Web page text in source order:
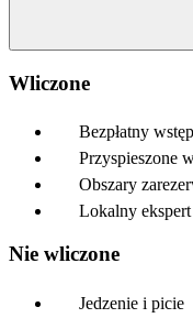
Wliczone
Bezpłatny
Przyspieszone
Obszary
Lokalny ekspert
Nie wliczone
Jedzenie i picie